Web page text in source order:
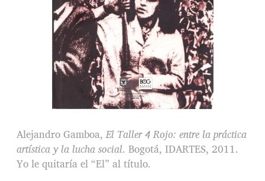
Alejandro Gamboa, El Taller 4 Rojo: entre la práctica
artística y la lucha social. Bogotá, IDARTES, 2011.
Yo le quitaría el “El” al título.